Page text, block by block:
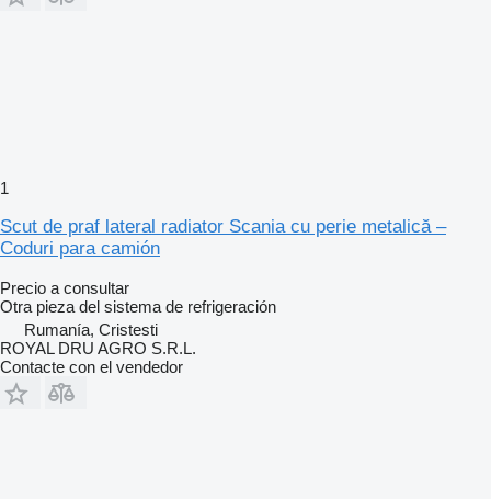
1
Scut de praf lateral radiator Scania cu perie metalică –
Coduri para camión
Precio a consultar
Otra pieza del sistema de refrigeración
Rumanía, Cristesti
ROYAL DRU AGRO S.R.L.
Contacte con el vendedor